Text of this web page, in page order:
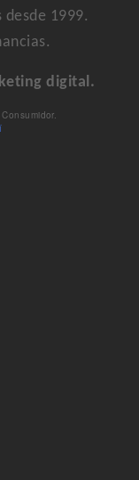
1999.
digital.